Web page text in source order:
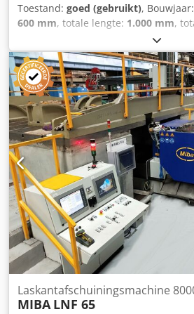
Toestand: goed (gebruikt), Bouwjaar:
600 mm, totale lengte: 1.000 mm,
Fabrikant: MIBA Type: RNF-65
Lasergestuurde frees Werkbereik
Ontworpen voor mobiel gebruik op
3000 mm Specificaties Metrisch
norm Er zijn (nog) geen specificaties
Chedewq Hp Tjpfx Abgoa
geen afmetingen voor deze
op deze pagina is naar beste weten
verkregen van de fabrikant, waar
wordt te goeder trouw verstrekt,
kan niet worden gegarandeerd.
ook geen representatie of
u aan alle belangrijke details te
Laskantafschuiningsmachine
MIBA LNF 65